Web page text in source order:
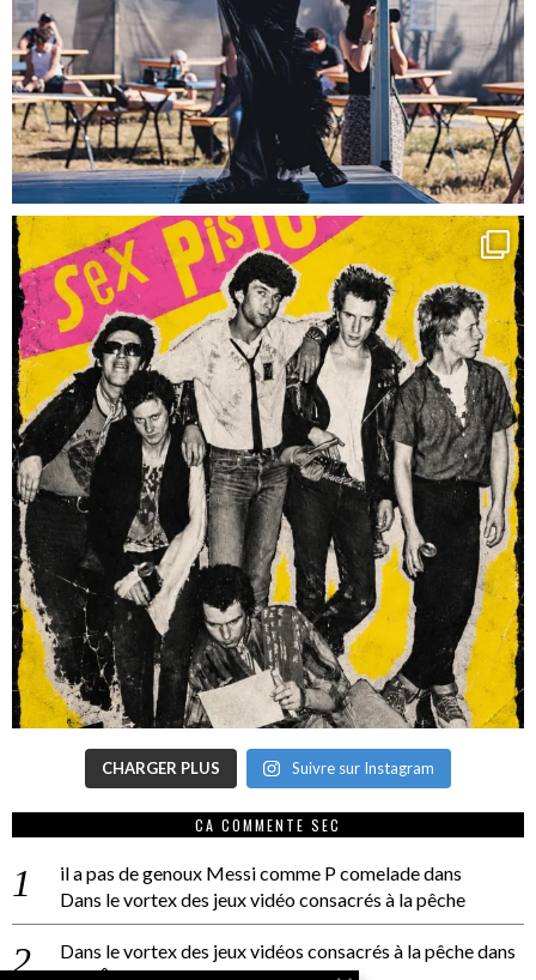
CHARGER PLUS Suivre sur Instagram
CA COMMENTE SEC
il a pas de genoux Messi comme P comeladedans
Dans le vortex des jeux vidéo consacrés à la pêche
Dans le vortex des jeux vidéos consacrés à la pêchedans